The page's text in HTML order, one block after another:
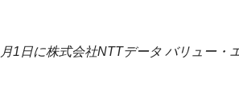
1日に株式会社NTTデータ バリュー・